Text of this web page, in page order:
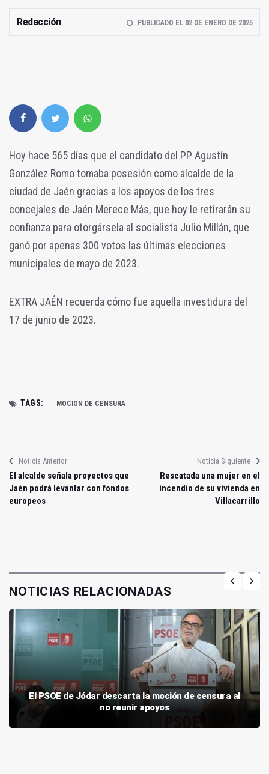
Redacción PUBLICADO EL 02 DE ENERO DE 2025
Hoy hace 565 días que el candidato del PP Agustín
González Romo tomaba posesión como alcalde de la
ciudad de Jaén gracias a los apoyos de los tres
concejales de Jaén Merece Más, que hoy le retirarán su
confianza para otorgársela al socialista Julio Millán, que
ganó por apenas 300 votos las últimas elecciones
municipales de mayo de 2023.
EXTRA JAÉN recuerda cómo fue aquella investidura del
17 de junio de 2023.
TAGS: MOCION DE CENSURA
Noticia Anterior
El alcalde señala proyectos que
Jaén podrá levantar con fondos
europeos
Noticia Siguiente
Rescatada una mujer en el
incendio de su vivienda en
Villacarrillo
NOTICIAS RELACIONADAS
El PSOE de Jódar descarta la moción de censura al
no reunir apoyos